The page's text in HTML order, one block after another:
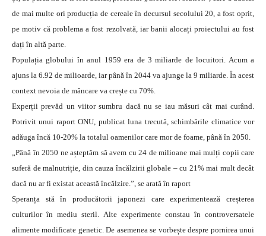
de mai multe ori producția de cereale în decursul secolului 20, a fost oprit,
pe motiv că problema a fost rezolvată, iar banii alocați proiectului au fost
dați în altă parte.
Populația globului în anul 1959 era de 3 miliarde de locuitori. Acum a
ajuns la 6.92 de milioarde, iar până în 2044 va ajunge la 9 miliarde. În acest
context nevoia de mâncare va crește cu 70%.
Experții prevăd un viitor sumbru dacă nu se iau măsuri cât mai curând.
Potrivit unui raport ONU, publicat luna trecută, schimbările climatice vor
adăuga încă 10-20% la totalul oamenilor care mor de foame, până în 2050.
„Până în 2050 ne așteptăm să avem cu 24 de milioane mai mulți copii care
suferă de malnutriție, din cauza încălzirii globale – cu 21% mai mult decât
dacă nu ar fi existat această încălzire.”, se arată în raport
Speranța stă în producătorii japonezi care experimentează creșterea
culturilor în mediu steril. Alte experimente constau în controversatele
alimente modificate genetic. De asemenea se vorbește despre pornirea unui